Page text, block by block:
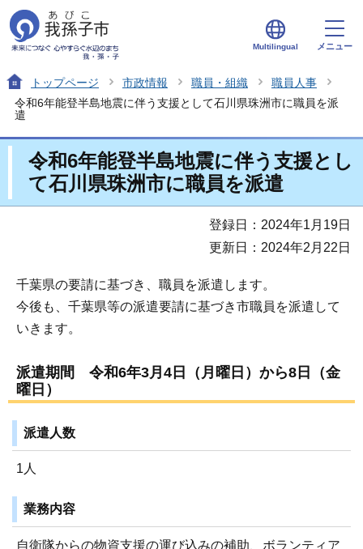
Multilingual メニュー
トップページ 市政情報 職員・組織
職員人事
令和6年能登半島地震に伴う支援として石川県珠洲市に職員を派
遣
令和6年能登半島地震に伴う支援とし
て石川県珠洲市に職員を派遣
登録日：2024年1月19日
更新日：2024年2月22日
千葉県の要請に基づき、職員を派遣します。
今後も、千葉県等の派遣要請に基づき市職員を派遣して
いきます。
派遣期間 令和6年3月4日（月曜日）から8日（金
曜日）
派遣人数
1人
業務内容
自衛隊からの物資支援の運び込みの補助、ボランティア